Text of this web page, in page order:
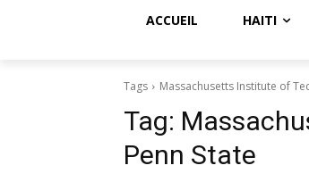
ACCUEIL HAITI
Tags Massachusetts Institute of
Tag:
Penn State